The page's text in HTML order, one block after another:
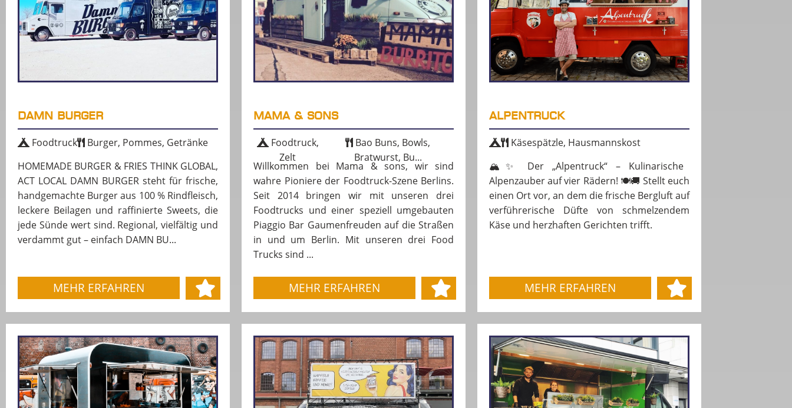
DAMN BURGER
Foodtruck
Burger, Pommes, Getränke
HOMEMADE BURGER & FRIES THINK GLOBAL,
ACT LOCAL DAMN BURGER steht für frische,
handgemachte Burger aus 100 % Rindfleisch,
leckere Beilagen und raffinierte Sweets, die
jede Sünde wert sind. Regional, vielfältig und
verdammt gut – einfach DAMN BU...
MEHR ERFAHREN
MAMA & SONS
Foodtruck,
Zelt
Bao Buns, Bowls,
Bratwurst, Bu...
Willkommen bei Mama & sons, wir sind
wahre Pioniere der Foodtruck-Szene Berlins.
Seit 2014 bringen wir mit unseren drei
Foodtrucks und einer speziell umgebauten
Piaggio Bar Gaumenfreuden auf die Straßen
in und um Berlin. Mit unseren drei Food
Trucks sind ...
MEHR ERFAHREN
ALPENTRUCK
Käsespätzle, Hausmannskost
🏔️✨ Der „Alpentruck“ – Kulinarische
Alpenzauber auf vier Rädern! 🍽️🚚 Stellt euch
einen Ort vor, an dem die frische Bergluft auf
verführerische Düfte von schmelzendem
Käse und herzhaften Gerichten trifft.
MEHR ERFAHREN